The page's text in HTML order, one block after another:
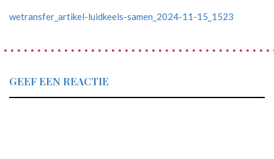
wetransfer_artikel-luidkeels-samen_2024-11-15_1523
GEEF EEN REACTIE